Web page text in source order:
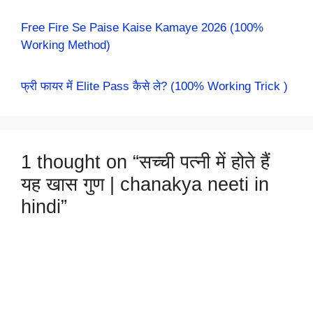
Free Fire Se Paise Kaise Kamaye 2026 (100%
Working Method)
फ्री फायर में Elite Pass कैसे ले? (100% Working Trick )
1 thought on “सच्ची पत्नी में होते हैं
यह खास गुण | chanakya neeti in
hindi”